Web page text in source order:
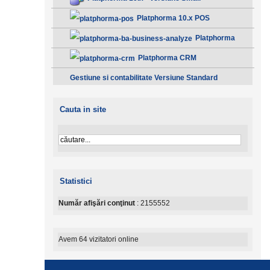
Platphorma 10.x POS
Platphorma
B.A. Analiza afacerii - ClasicPlatphorma CRM
Gestiune si contabilitate Versiune Standard
Cauta in site
Statistici
Număr afişări conţinut : 2155552
Avem 64 vizitatori online